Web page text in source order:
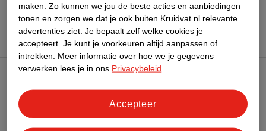
Klantenservice
maken. Zo kunnen we jou de beste acties en aanbiedingen
tonen en zorgen we dat je ook buiten Kruidvat.nl relevante
advertenties ziet. Je bepaalt zelf welke cookies je
accepteert. Je kunt je voorkeuren altijd aanpassen of
intrekken.
Meer informatie over hoe we je gegevens
verwerken lees je in ons Privacybeleid
Accepteer